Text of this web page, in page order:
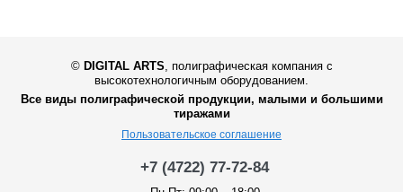
© DIGITAL ARTS
полиграфическая компания с
высокотехнологичным оборудованием.
Все виды полиграфической продукции, малыми и большими
тиражами
Пользовательское соглашение
+7 (4722) 77-72-84